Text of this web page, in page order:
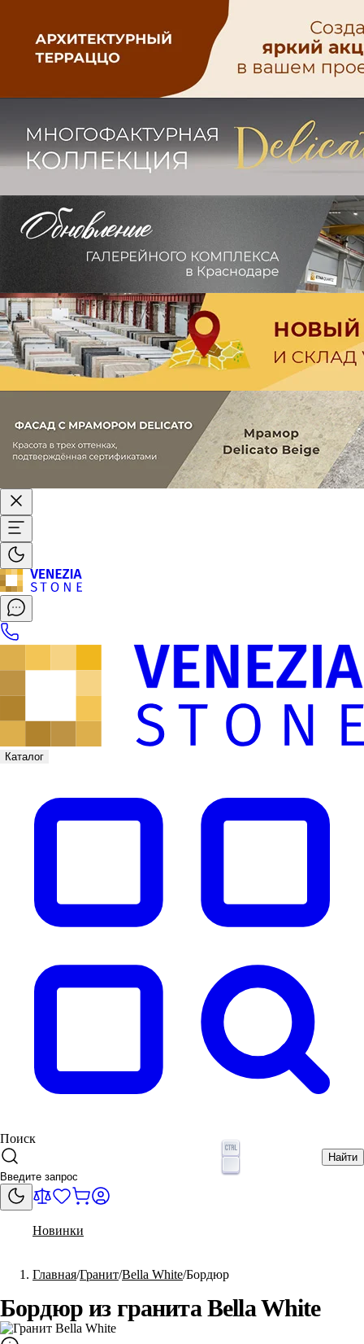
Каталог
Поиск
Найти
Новинки
Главная Гранит Bella White Бордюр
Бордюр из гранита Bella White